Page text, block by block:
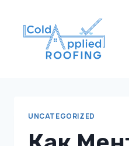
content
UNCATEGORIZED